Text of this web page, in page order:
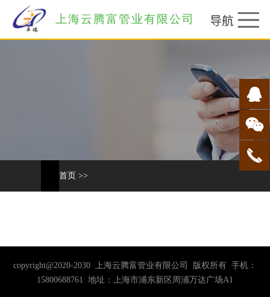
上海云腾富管业有限公司
首页 >>
copyright@2020-2030 上海云腾富管业有限公司 版权所有 手机：
15800688761 地址：上海市浦东新区周浦万达广场A1